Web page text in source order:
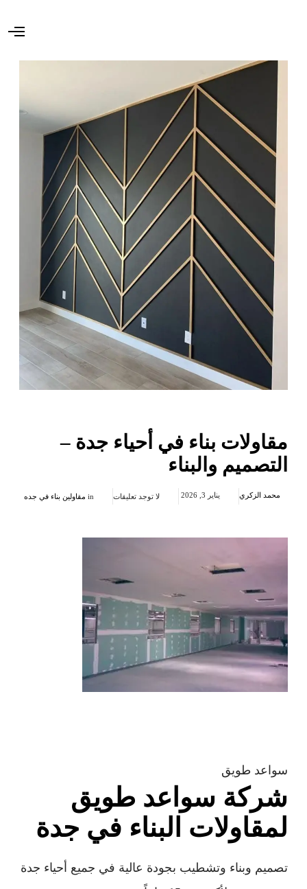
O
u
مقاولات بناء في أحياء جدة –
التصميم والبناء
محمد الزكري يناير 3, 2026 لا توجد تعليقات in مقاولين بناء في جده
سواعد طويق
شركة سواعد طويق
لمقاولات البناء في جدة
تصميم وبناء وتشطيب بجودة عالية في جميع أحياء جدة